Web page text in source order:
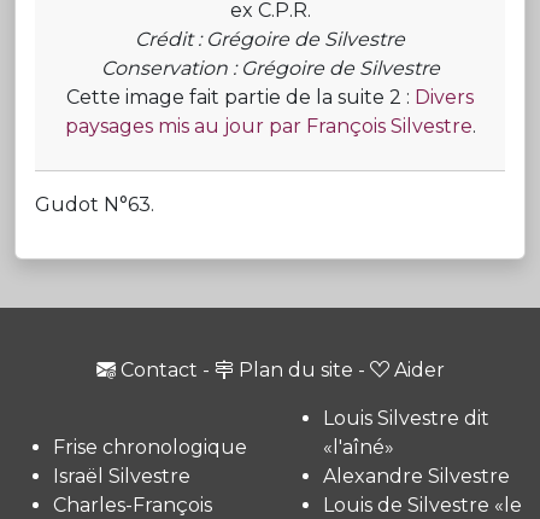
ex C.P.R.
Crédit : Grégoire de Silvestre
Conservation : Grégoire de Silvestre
Cette image fait partie de la suite 2 : Divers
paysages mis au jour par François Silvestre.
Gudot N°63.
Contact - Plan du site - Aider
Frise chronologique
Israël Silvestre
Charles-François
Louis Silvestre dit
«l'aîné»
Alexandre Silvestre
Louis de Silvestre «le